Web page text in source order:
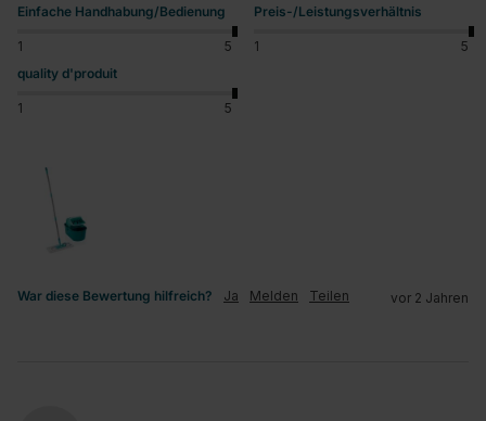
Einfache Handhabung/Bedienung
1 5
Preis-/Leistungsverhältnis
1
5
quality d'produit
1 5
War diese Bewertung hilfreich? Ja Melden Teilen vor 2 Jahren